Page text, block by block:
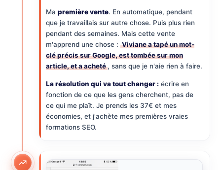
Ma première vente. En automatique, pendant
que je travaillais sur autre chose. Puis plus rien
pendant des semaines. Mais cette vente
m'apprend une chose : Viviane a tapé un mot-
clé précis sur Google, est tombée sur mon
article, et a acheté , sans que je n'aie rien à faire.
La résolution qui va tout changer : écrire en
fonction de ce que les gens cherchent, pas de
ce qui me plaît. Je prends les 37€ et mes
économies, et j'achète mes premières vraies
formations SEO.